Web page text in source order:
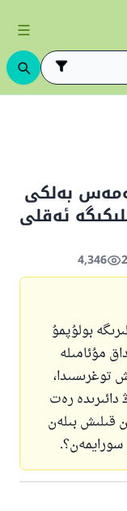
بەلكى
ئەقلى
4,346
بولۇپمۇ
مۇئامىلە
توغرىسىدا،
رەت
قىلىش بىلەن